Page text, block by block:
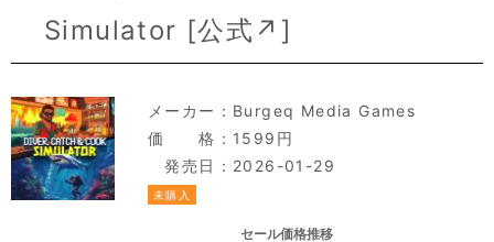
Simulator [公式↗ ]
メーカー： Burgeq Media Games
価 格：1599円
発売日：2026-01-29
未購入